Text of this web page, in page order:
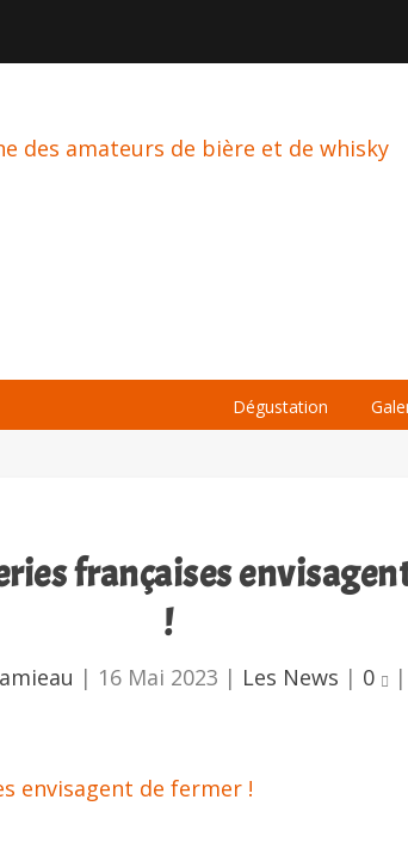
Dégustation
françaises
!
| 16 Mai 2023 | Les News | 0 |